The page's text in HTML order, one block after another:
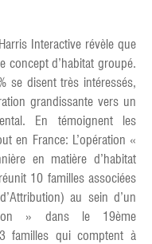
Interactive révèle que
concept d’habitat groupé.
se disent très intéressés,
grandissante vers un
En témoignent les
en France: L’opération «
en matière d’habitat
10 familles associées
au sein d’un
» dans le 19ème
familles qui comptent à